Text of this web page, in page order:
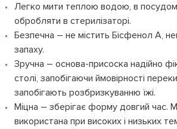
Легко мити теплою водою, в
обробляти в стерилізаторі.
Безпечна – не містить Бісфенол А,
запаху.
Зручна – основа-присоска надійно
столі, запобігаючи ймовірності
запобігають розбризкуванню їжі.
Міцна – зберігає форму довгий час.
використана при високих і низьких